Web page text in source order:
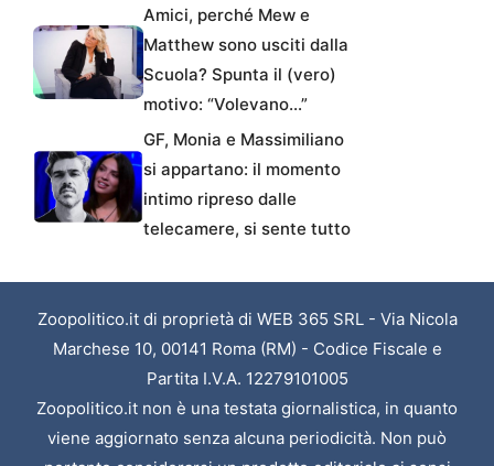
Amici, perché Mew e
Matthew sono usciti dalla
Scuola? Spunta il (vero)
motivo: “Volevano…”
GF, Monia e Massimiliano
si appartano: il momento
intimo ripreso dalle
telecamere, si sente tutto
Zoopolitico.it di proprietà di WEB 365 SRL - Via Nicola
Marchese 10, 00141 Roma (RM) - Codice Fiscale e
Partita I.V.A. 12279101005
Zoopolitico.it non è una testata giornalistica, in quanto
viene aggiornato senza alcuna periodicità. Non può